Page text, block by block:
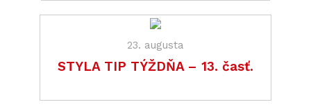
23. augusta
STYLA TIP TÝŽDŇA – 13. časť.